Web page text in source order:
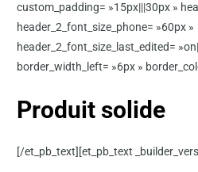
custom_padding= »15px|||30px »
header_2_font_size_phone= »60px »
header_2_font_size_last_edited=
border_width_left= »6px »
Produit solide
[/et_pb_text][et_pb_text